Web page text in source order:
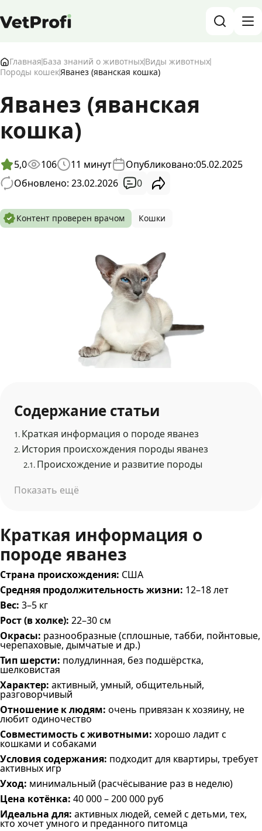
База знаний о животных и ветеринарии
Главная База знаний о животныхВиды животных
Породы кошекЯванез (яванская кошка)
Яванез (яванская
кошка)
5,0 106 11 минут Опубликовано:05.02.2025
Обновлено: 23.02.2026
0
Контент проверен врачом Кошки
Содержание статьи
1. Краткая информация о породе яванез
2. История происхождения породы яванез
2.1. Происхождение и развитие породы
Показать ещё
Краткая информация о
породе яванез
Страна происхождения: США
Средняя продолжительность жизни: 12–18 лет
Вес: 3–5 кг
Рост (в холке): 22–30 см
Окрасы: разнообразные (сплошные, табби, пойнтовые,
черепаховые, дымчатые и др.)
Тип шерсти: полудлинная, без подшёрстка,
шелковистая
Характер: активный, умный, общительный,
разговорчивый
Отношение к людям: очень привязан к хозяину, не
любит одиночество
Совместимость с животными: хорошо ладит с
кошками и собаками
Условия содержания: подходит для квартиры, требует
активных игр
Уход: минимальный (расчёсывание раз в неделю)
Цена котёнка: 40 000 – 200 000 руб
Идеальна для: активных людей, семей с детьми, тех,
кто хочет умного и преданного питомца